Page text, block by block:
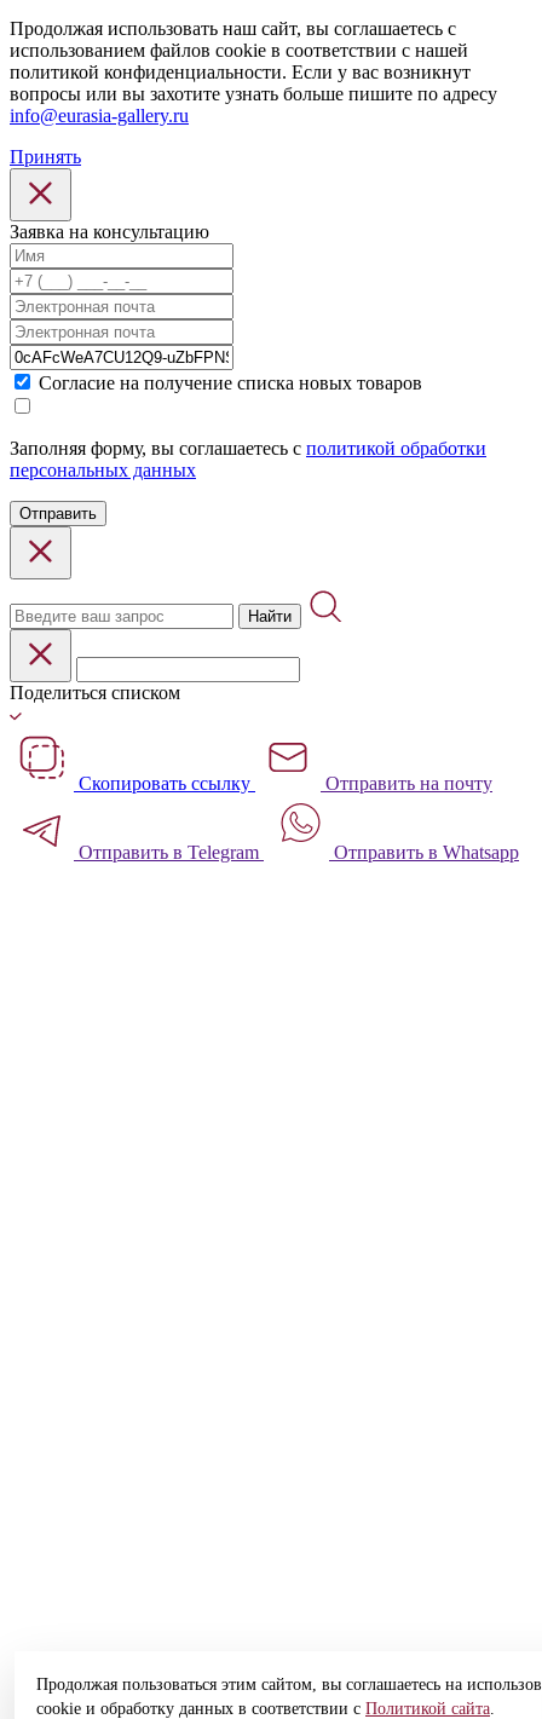
Продолжая использовать наш сайт, вы соглашаетесь с
использованием файлов cookie в соответствии с нашей
политикой конфиденциальности. Если у вас возникнут
вопросы или вы захотите узнать больше пишите по адресу
info@eurasia-gallery.ru
Принять
Продолжая пользоваться этим сайтом, вы соглашаетесь на
cookie и обработку данных в соответствии с Политикой сайта.
Заявка на консультацию
Cогласие на получение списка новых товаров
Заполняя форму, вы соглашаетесь с политикой обработки
персональных данных
Отправить
Найти
Поделиться списком
Скопировать ссылку Отправить на почту
Отправить в Telegram Отправить в Whatsapp